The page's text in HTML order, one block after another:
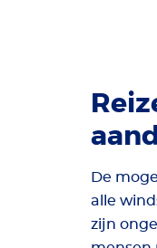
De
alle
zijn